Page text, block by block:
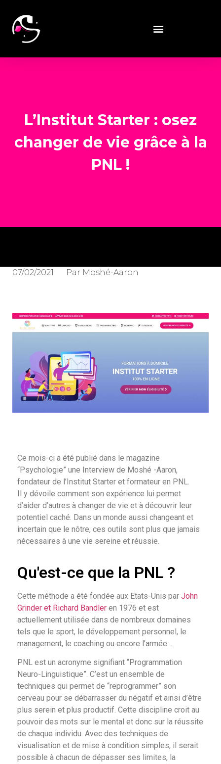
L’Institut Starter : osez
changer de vie grâce à la
PNL !
07/02/2021 Par Moshé-Aaron
Ce mois-ci a été publié dans le magazine
“Psychologie” une Interview de Moshé -Aaron,
fondateur de l’Institut Starter et formateur en PNL.
Il y dévoile comment son expérience lui permet
d’aider d’autres à changer de vie et à découvrir leur
potentiel caché. Dans un monde aussi changeant et
incertain que le nôtre, ces outils sont plus que jamais
nécessaires à une vie sereine et réussie.
Qu'est-ce que la PNL ?
Cette méthode a été fondée aux Etats-Unis par John
Grinder et Richard Bandler en 1976 et est
actuellement utilisée dans de nombreux domaines
tels que le sport, le développement personnel, le
management, le coaching ou encore l’armée…
PNL est un acronyme signifiant “Programmation
Neuro-Linguistique”. C’est un ensemble de
techniques qui permet de “reprogrammer” son
cerveau pour se débarrasser du négatif et ainsi d’être
plus serein et plus productif. Cette discipline croit au
pouvoir des mots sur le mental et donc sur la réussite
de chaque individu. Avec des techniques de
visualisation et de mise à condition simples, il serait
possible à chacun de dépasser ses limites, la